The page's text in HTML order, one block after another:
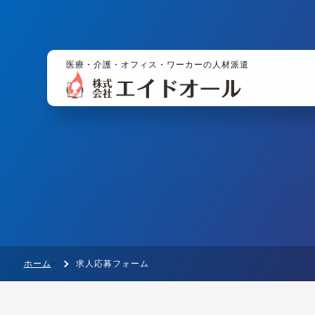
医療・介護・オフィス・ワーカーの人材派遣
ホーム> 求人応募フォーム